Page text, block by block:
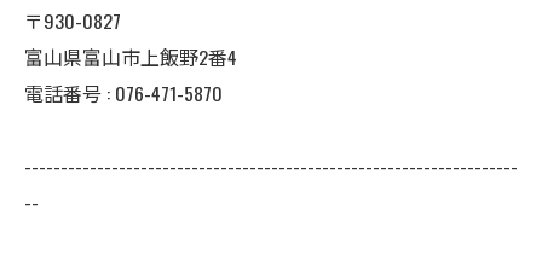
〒930-0827
富山県富山市上飯野2番4
電話番号 : 076-471-5870
--------------------------------------------------------------------
--